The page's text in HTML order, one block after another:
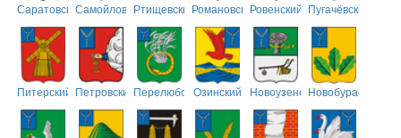
СаратовскийСамойловскийРтищевскийРомановскийРовенский Пугачёвский
Питерский ПетровскийПерелюбскийОзинский НовоузенскийНовобурасский